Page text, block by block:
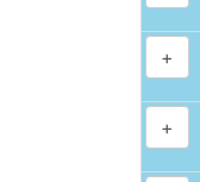
+
+